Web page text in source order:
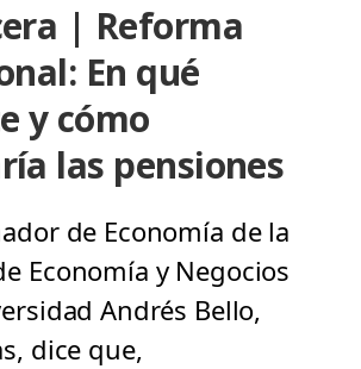
| Reforma
En qué
y cómo
las pensiones
de Economía de la
Economía y Negocios
Andrés Bello,
dice que,